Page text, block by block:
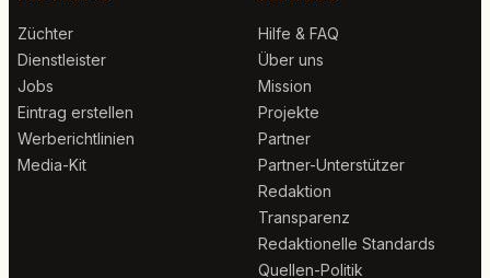
Züchter
Dienstleister
Jobs
Eintrag erstellen
Werberichtlinien
Media-Kit
Hilfe & FAQ
Über uns
Mission
Projekte
Partner
Partner-Unterstützer
Redaktion
Transparenz
Redaktionelle Standards
Quellen-Politik